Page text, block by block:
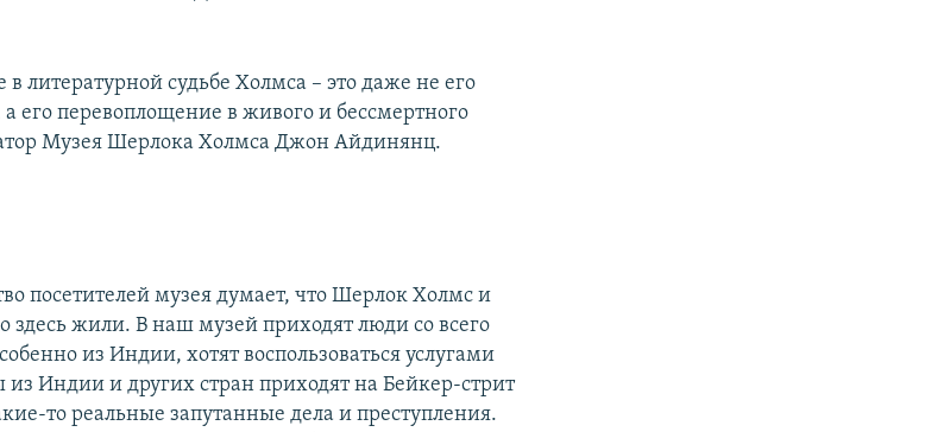
литературной судьбе Холмса – это даже не его
его перевоплощение в живого и бессмертного
Музея Шерлока Холмса Джон Айдинянц.
посетителей музея думает, что Шерлок Холмс и
здесь жили. В наш музей приходят люди со всего
из Индии, хотят воспользоваться услугами
Индии и других стран приходят на Бейкер-стрит
то реальные запутанные дела и преступления.